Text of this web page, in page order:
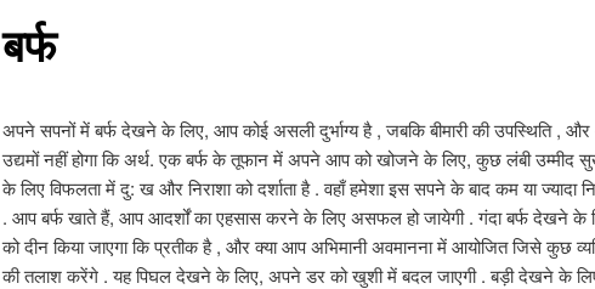
बर्फ
अपने सपनों में बर्फ देखने के लिए, आप कोई असली दुर्भाग्य है , जबकि बीमारी की उपस्थिति ,
उद्यमों नहीं होगा कि अर्थ. एक बर्फ के तूफान में अपने आप को खोजने के लिए, कुछ लंबी
के लिए विफलता में दु: ख और निराशा को दर्शाता है . वहाँ हमेशा इस सपने के बाद कम या ज्यादा
. आप बर्फ खाते हैं, आप आदर्शों का एहसास करने के लिए असफल हो जायेगी . गंदा बर्फ देखने के
को दीन किया जाएगा कि प्रतीक है , और क्या आप अभिमानी अवमानना ​​में आयोजित जिसे कुछ
की तलाश करेंगे . यह पिघल देखने के लिए, अपने डर को खुशी में बदल जाएगी . बड़ी देखने के